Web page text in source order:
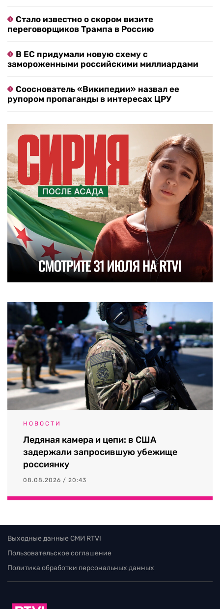
Стало известно о скором визите
переговорщиков Трампа в Россию
В ЕС придумали новую схему с
замороженными российскими миллиардами
Сооснователь «Википедии» назвал ее
рупором пропаганды в интересах ЦРУ
НОВОСТИ
Ледяная камера и цепи: в США
задержали запросившую убежище
россиянку
08.08.2026 / 20:43
Выходные данные СМИ RTVI
Пользовательское соглашение
Политика обработки персональных данных